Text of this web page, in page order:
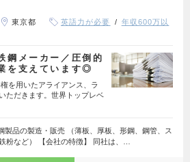
東京都 英語力が必要
年収600万以
鋼メーカー／圧倒的
を支えています◎
を用いたアライアンス、ラ
ただきます。世界トップレベ
製品の製造・販売 （薄板、厚板、形鋼、鋼管、ス
粉など） 【会社の特徴】 同社は、…